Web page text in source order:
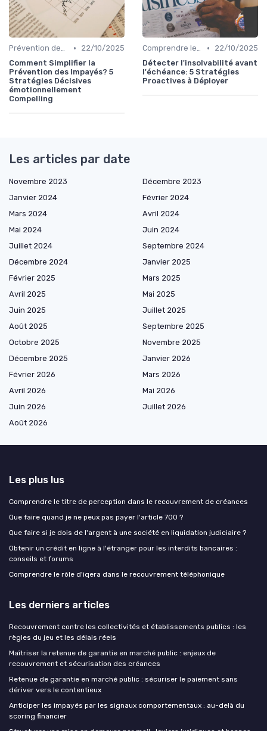
Prévention des Impayés •
22/10/2025
Comment Simplifier la
Prévention des Impayés? 5
Stratégies Décisives
émotionnellement
Compelling
Comprendre le Recouvrement de Créances •
22/10/2025
Détecter l'insolvabilité avant
l'échéance: 5 Stratégies
Proactives à Déployer
Les articles par date
Novembre 2023
Décembre 2023
Janvier 2024
Février 2024
Mars 2024
Avril 2024
Mai 2024
Juin 2024
Juillet 2024
Septembre 2024
Décembre 2024
Janvier 2025
Février 2025
Mars 2025
Avril 2025
Mai 2025
Juin 2025
Juillet 2025
Août 2025
Septembre 2025
Octobre 2025
Novembre 2025
Décembre 2025
Janvier 2026
Février 2026
Mars 2026
Avril 2026
Mai 2026
Juin 2026
Juillet 2026
Août 2026
Les plus lus
Comprendre le titre de perception dans le recouvrement de créances
Que faire quand je ne peux pas payer l'article 700 ?
Que faire si je dois de l'argent à une société en liquidation judiciaire ?
Obtenir un crédit en ligne à l'étranger pour les interdits bancaires :
conseils et forums
Comprendre le rôle d'iqera dans le recouvrement téléphonique
Les derniers articles
Recouvrement contre les collectivités et établissements publics : les
règles du jeu et les délais réels
Maîtriser la retenue de garantie en marché public : enjeux de
recouvrement et sécurisation des créances
Retenue de garantie en marché public : sécuriser le paiement sans
dériver vers le contentieux
Anticiper les impayés par les signaux comportementaux : au-delà du
scoring financier